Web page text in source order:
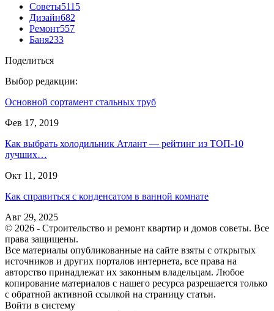
Советы5115
Дизайн682
Ремонт557
Баня233
Поделиться
Выбор редакции:
Основной сортамент стальных труб
Фев 17, 2019
Как выбрать холодильник Атлант — рейтинг из ТОП-10
лучших…
Окт 11, 2019
Как справиться с конденсатом в ванной комнате
Авг 29, 2025
© 2026 - Строительство и ремонт квартир и домов советы. Все
права защищены.
Все материалы опубликованные на сайте взяты с открытых
источников и других порталов интернета, все права на
авторство принадлежат их законным владельцам. Любое
копирование материалов с нашего ресурса разрешается только
с обратной активной ссылкой на страницу статьи.
Войти в систему